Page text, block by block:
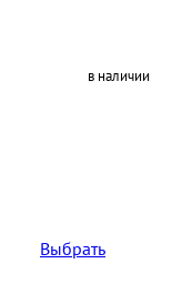
в наличии
Выбрать